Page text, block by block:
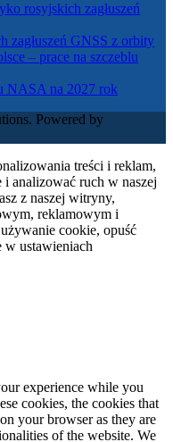
rosyjskich zagłuszeń
zagłuszeń GNSS z orbity
– prace na szczeblu
NASA na 2027 rok
Powered by
treści i reklam,
i analizować ruch w naszej
z naszej witryny,
reklamowym i
cookie, opuść
w ustawieniach
experience while you
cookies, the cookies that
your browser as they are
of the website. We